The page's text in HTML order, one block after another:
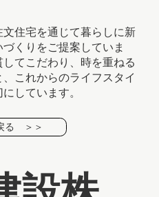
住宅を通じて暮らしに新
くりをご提案していま
てこだわり、時を重ねる
これからのライフスタイ
しています。
る ＞＞